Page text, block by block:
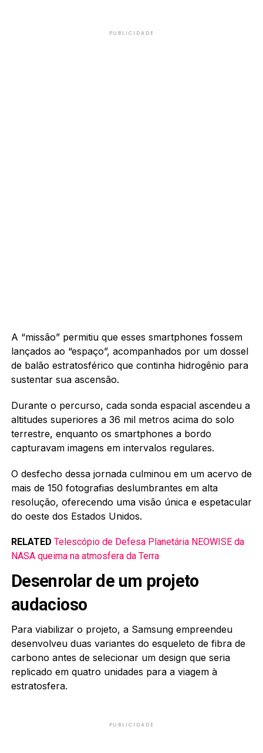
PUBLICIDADE
A “missão” permitiu que esses smartphones fossem
lançados ao “espaço”, acompanhados por um dossel
de balão estratosférico que continha hidrogênio para
sustentar sua ascensão.
Durante o percurso, cada sonda espacial ascendeu a
altitudes superiores a 36 mil metros acima do solo
terrestre, enquanto os smartphones a bordo
capturavam imagens em intervalos regulares.
O desfecho dessa jornada culminou em um acervo de
mais de 150 fotografias deslumbrantes em alta
resolução, oferecendo uma visão única e espetacular
do oeste dos Estados Unidos.
RELATED Telescópio de Defesa Planetária NEOWISE da
NASA queima na atmosfera da Terra
Desenrolar de um projeto
audacioso
Para viabilizar o projeto, a Samsung empreendeu
desenvolveu duas variantes do esqueleto de fibra de
carbono antes de selecionar um design que seria
replicado em quatro unidades para a viagem à
estratosfera.
PUBLICIDADE